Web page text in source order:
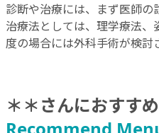
診断や治療には、まず医師の
治療法としては、理学療法
度の場合には外科手術が検討
＊＊さんにおすす
Recommend